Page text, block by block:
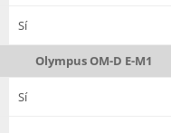
Sí
Olympus OM-D E-M1
Sí